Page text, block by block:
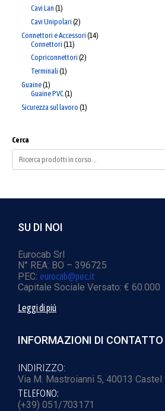
Cavi Lan 1
Cavi Unipolari 2
Connettori e Accessori 14
Connettori 11
Copriconnettori 2
Terminali 1
Guaine 1
Guaine PVC 1
Sicurezza sul lavoro 1
Cerca
SU DI NOI
Eurocab Srl
N° REA: BO – 396725
PEC: eurocab@pec.it
Capitale Sociale Versato: € 60.000
Leggi di più
INFORMAZIONI DI CONTATTO
INDIRIZZO:
Via M. Mastroianni 5, 40013
TELEFONO:
(+39) 051/703171